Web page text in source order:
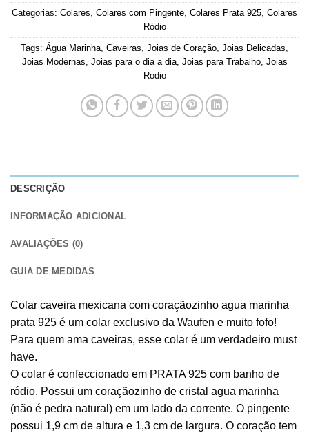
Categorias: Colares Colares com Pingente Colares Prata 925 Colares
Ródio
Tags: Água Marinha Caveiras Joias de Coração Joias Delicadas
Joias Modernas Joias para o dia a dia, Joias para Trabalho, Joias
Rodio
DESCRIÇÃO
INFORMAÇÃO ADICIONAL
AVALIAÇÕES (0)
GUIA DE MEDIDAS
Colar caveira mexicana com coraçãozinho agua marinha
prata 925 é um colar exclusivo da Waufen e muito fofo!
Para quem ama caveiras, esse colar é um verdadeiro must
have.
O colar é confeccionado em PRATA 925 com banho de
ródio. Possui um coraçãozinho de cristal agua marinha
(não é pedra natural) em um lado da corrente. O pingente
possui 1,9 cm de altura e 1,3 cm de largura. O coração tem